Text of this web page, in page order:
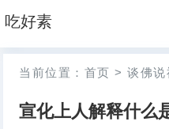
吃好素
网
站
月
当前位置： 首页 > 谈佛说
宣化上人解释什么